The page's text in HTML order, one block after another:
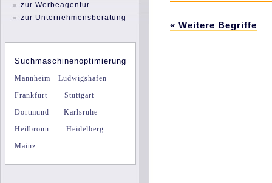
zur Werbeagentur
zur Unternehmensberatung
Suchmaschinenoptimierung
Mannheim - Ludwigshafen
Frankfurt
Stuttgart
Dortmund
Karlsruhe
Heilbronn
Heidelberg
Mainz
« Weitere Begriffe